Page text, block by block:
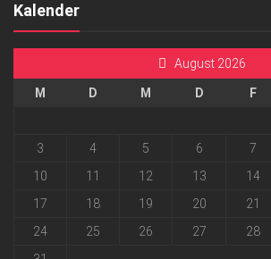
Kalender
August 2026
M D M D F
3
4 5 6 7
10
11 12 13 14
17
18 19 20 21
24
25 26 27 28